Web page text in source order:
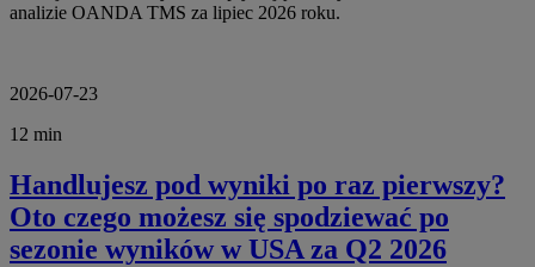
analizie OANDA TMS za lipiec 2026 roku.
2026-07-23
12 min
Handlujesz pod wyniki po raz pierwszy?
Oto czego możesz się spodziewać po
sezonie wyników w USA za Q2 2026